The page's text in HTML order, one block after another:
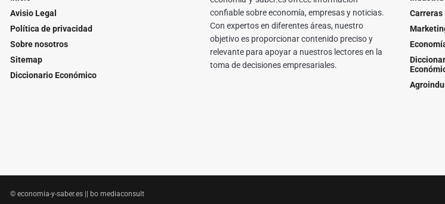
Avisio Legal
Política de privacidad
Sobre nosotros
Sitemap
Diccionario Económico
confiable sobre economía, empresas y noticias.
Con expertos en diferentes áreas, nuestro
objetivo es proporcionar contenido preciso y
relevante para apoyar a nuestros lectores en la
toma de decisiones empresariales.
Carreras
© economia-y-saber.es || bo mediaconsult